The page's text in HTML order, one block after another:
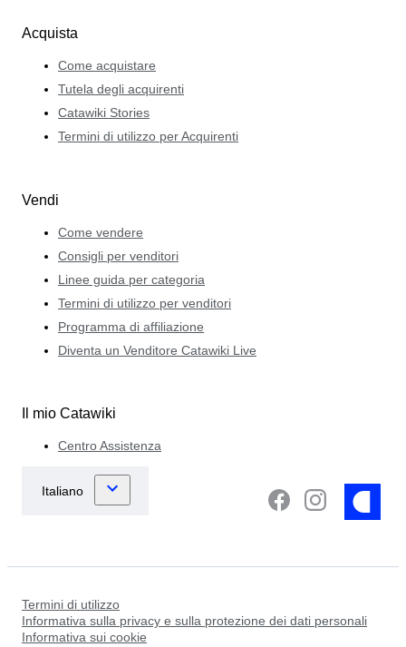
Acquista
Come acquistare
Tutela degli acquirenti
Catawiki Stories
Termini di utilizzo per Acquirenti
Vendi
Come vendere
Consigli per venditori
Linee guida per categoria
Termini di utilizzo per venditori
Programma di affiliazione
Diventa un Venditore Catawiki Live
Il mio Catawiki
Centro Assistenza
Termini di utilizzo
Informativa sulla privacy e sulla protezione dei dati personali
Informativa sui cookie